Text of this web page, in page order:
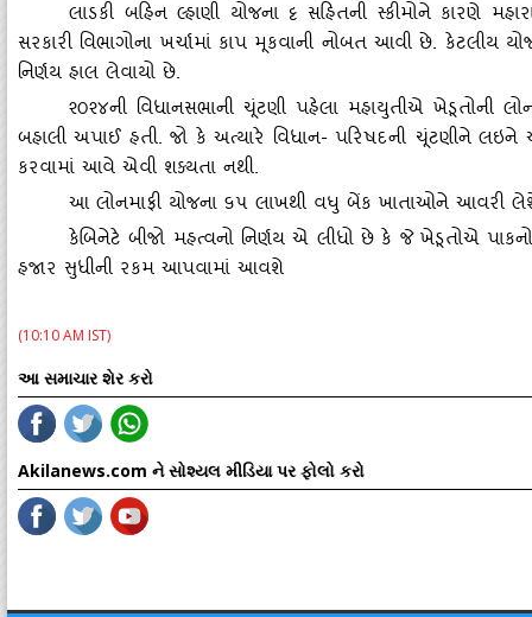
લાડકી બહિન લ્‍હાણી યોજના ટ્ટ સહિતની સ્‍કીમોને કારણે
સરકારી વિભાગોના ખર્ચામાં કાપ મૂકવાની નોબત આવી છે.
નિર્ણય હાલ લેવાયો છે.
૨૦૨૪ની વિધાનસભાની ચૂંટણી પહેલા મહાયુતીએ
બહાલી અપાઈ હતી. જો કે અત્‍યારે વિધાન- પરિષદની ચૂંટણીને લઇને
કરવામાં આવે એવી શક્‍યતા નથી.
આ લોનમાફી યોજના ૬૫ લાખથી વધુ બેંક ખાતાઓને આવરી
કેબિનેટે બીજો મહત્‍વનો નિર્ણય એ લીધો છે કે જે ખેડૂતોએ
હજાર સુધીની રકમ આપવામાં આવશે
(10:10 AM IST)
આ સમાચાર શેર કરો
Akilanews.com ને સોશ્યલ મીડિયા પર ફોલો કરો